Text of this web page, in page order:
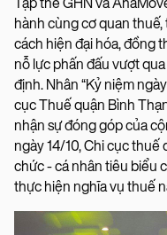
hành cùng cơ quan
cách hiện đại hóa, đồng
nỗ lực phấn đấu vượt
định. Nhân “Kỷ niệm
cục Thuế quận Bình
nhận sự đóng góp của
ngày 14/10, Chi cục
chức - cá nhân tiêu biểu
thực hiện nghĩa vụ thuế